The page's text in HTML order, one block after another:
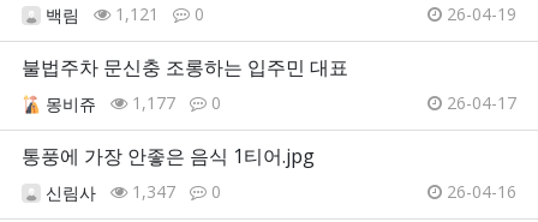
백림 1,121 0 26-04-19
불법주차 문신충 조롱하는 입주민 대표
몽비쥬 1,177 0 26-04-17
통풍에 가장 안좋은 음식 1티어.jpg
신림사 1,347 0 26-04-16